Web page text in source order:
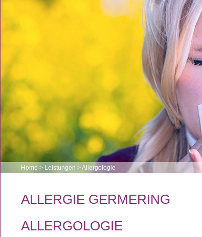
Home > Leistungen >Allergologie
ALLERGIE GERMERING
ALLERGOLOGIE